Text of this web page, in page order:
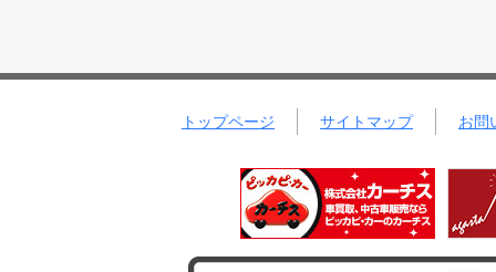
トップページ サイトマップ お問